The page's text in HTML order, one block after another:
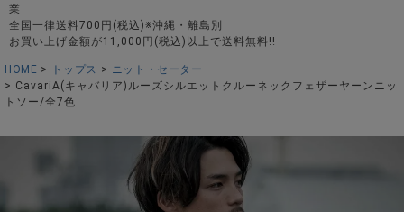
業
全国一律送料700円(税込)※沖縄・離島別
お買い上げ金額が11,000円(税込)以上で送料無料!!
HOME トップス
ニット・セーター
CavariA(キャバリア)ルーズシルエットクルーネックフェザーヤーンニッ
トソー/全7色